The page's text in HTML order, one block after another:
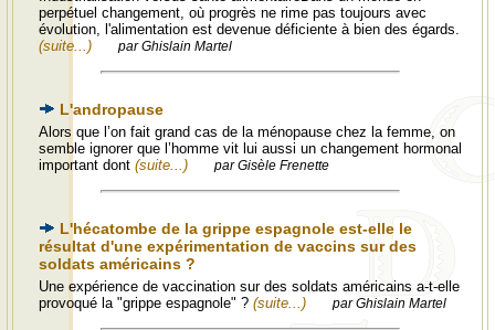
perpétuel changement, où progrès ne rime pas toujours avec
évolution, l'alimentation est devenue déficiente à bien des égards.
(suite...)
par Ghislain Martel
L'andropause
Alors que l’on fait grand cas de la ménopause chez la femme, on
semble ignorer que l’homme vit lui aussi un changement hormonal
important dont (suite...) par Gisèle Frenette
L'hécatombe de la grippe espagnole est-elle le
résultat d'une expérimentation de vaccins sur des
soldats américains ?
Une expérience de vaccination sur des soldats américains a-t-elle
provoqué la "grippe espagnole" ? (suite...) par Ghislain Martel